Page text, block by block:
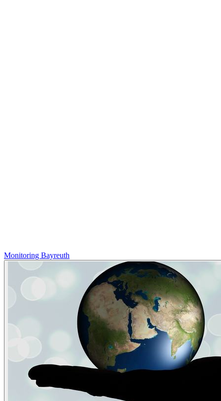
Monitoring Bayreuth